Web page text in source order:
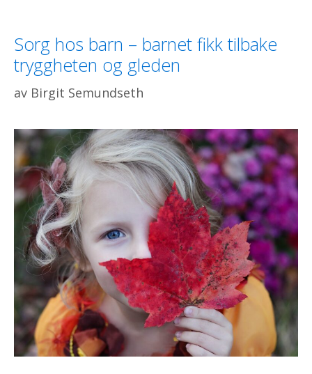
Sorg hos barn – barnet fikk tilbake
tryggheten og gleden
av Birgit Semundseth